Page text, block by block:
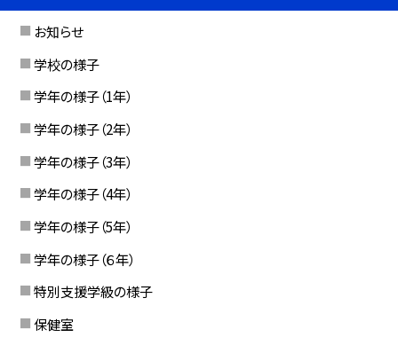
お知らせ
学校の様子
学年の様子（1年）
学年の様子（2年）
学年の様子（3年）
学年の様子（4年）
学年の様子（5年）
学年の様子（６年）
特別支援学級の様子
保健室